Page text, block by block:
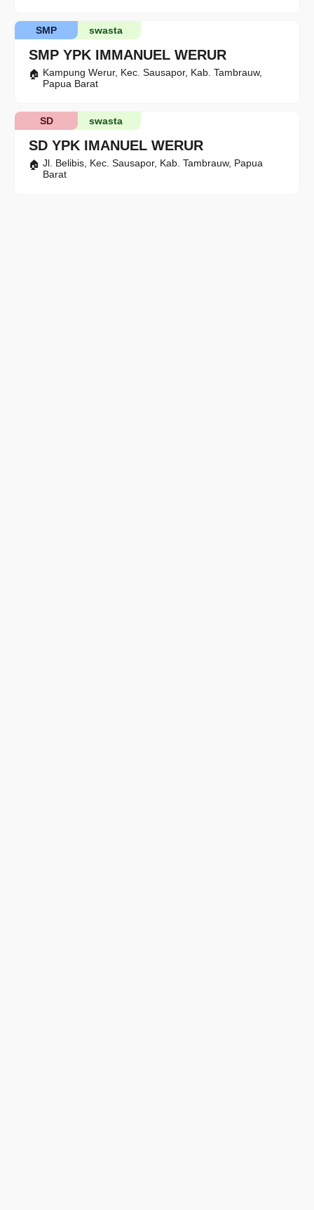
SMP YPK IMMANUEL WERUR
swasta
SMP
Kampung Werur, Kec. Sausapor, Kab. Tambrauw,
Papua Barat
SD YPK IMANUEL WERUR
swasta
SD
Jl. Belibis, Kec. Sausapor, Kab. Tambrauw, Papua
Barat